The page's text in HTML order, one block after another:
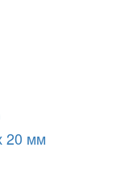
20 мм